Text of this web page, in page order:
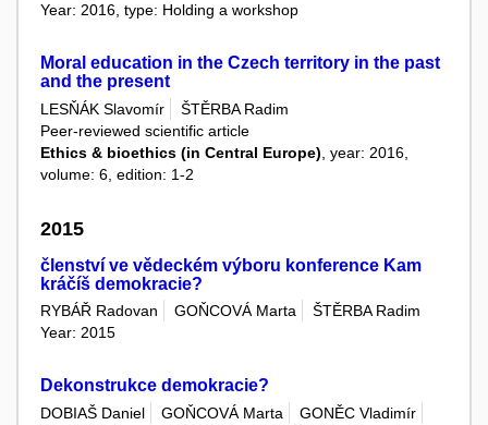
Year: 2016, type: Holding a workshop
Moral education in the Czech territory in the past
and the present
LESŇÁK Slavomír
ŠTĚRBA Radim
Peer-reviewed scientific article
Ethics & bioethics (in Central Europe) , year: 2016,
volume: 6, edition: 1-2
2015
členství ve vědeckém výboru konference Kam
kráčíš demokracie?
RYBÁŘ Radovan GOŇCOVÁ Marta
ŠTĚRBA Radim
Year: 2015
Dekonstrukce demokracie?
DOBIAŠ Daniel GOŇCOVÁ Marta
GONĚC Vladimír